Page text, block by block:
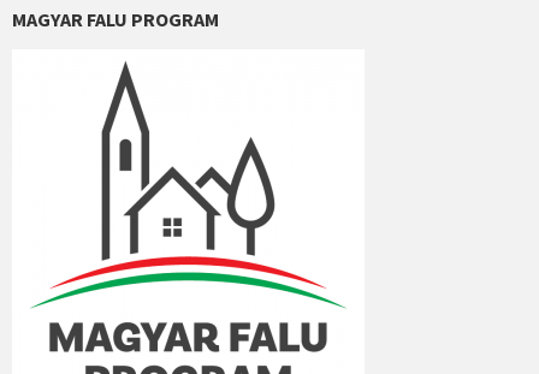
MAGYAR FALU PROGRAM